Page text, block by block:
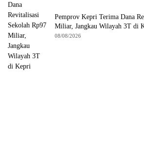
Pemprov Kepri Terima Dana
Miliar, Jangkau Wilayah 3T di
08/08/2026